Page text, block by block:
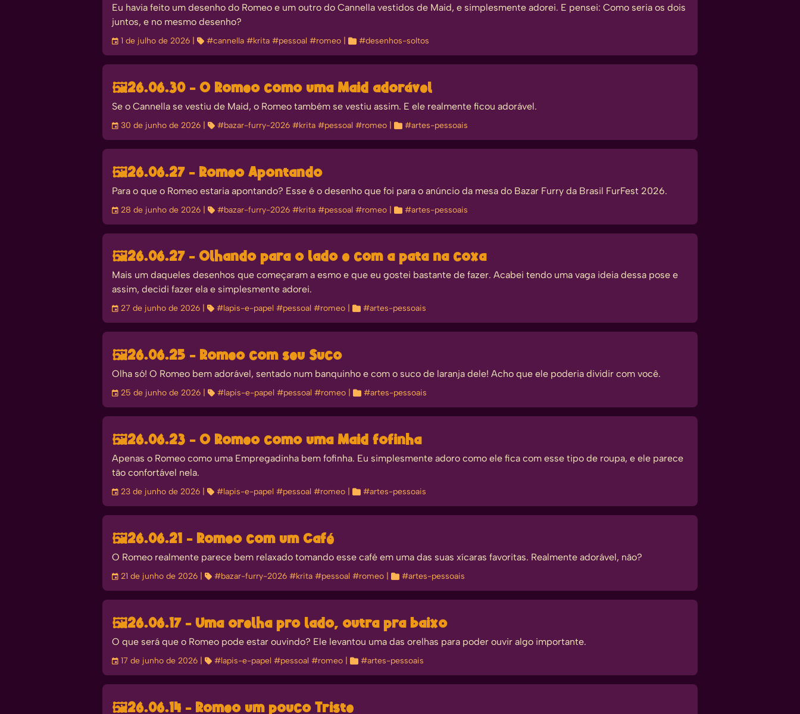
Eu havia feito um desenho do Romeo e um outro do Cannella vestidos de Maid, e simplesmente adorei. E pensei: Como seria os dois
juntos, e no mesmo desenho?
󰃭 1 de julho de 2026 |  #cannella #krita #pessoal #romeo |  #desenhos-soltos
🖼️26.06.30 - O Romeo como uma Maid adorável
Se o Cannella se vestiu de Maid, o Romeo também se vestiu assim. E ele realmente ficou adorável.
󰃭 30 de junho de 2026 |  #bazar-furry-2026 #krita #pessoal #romeo |  #artes-pessoais
🖼️26.06.27 - Romeo Apontando
Para o que o Romeo estaria apontando? Esse é o desenho que foi para o anúncio da mesa do Bazar Furry da Brasil FurFest 2026.
󰃭 28 de junho de 2026 |  #bazar-furry-2026 #krita #pessoal #romeo |  #artes-pessoais
🖼️26.06.27 - Olhando para o lado e com a pata na coxa
Mais um daqueles desenhos que começaram a esmo e que eu gostei bastante de fazer. Acabei tendo uma vaga ideia dessa pose e
assim, decidi fazer ela e simplesmente adorei.
󰃭 27 de junho de 2026 |  #lapis-e-papel #pessoal #romeo |  #artes-pessoais
🖼️26.06.25 - Romeo com seu Suco
Olha só! O Romeo bem adorável, sentado num banquinho e com o suco de laranja dele! Acho que ele poderia dividir com você.
󰃭 25 de junho de 2026 |  #lapis-e-papel #pessoal #romeo |  #artes-pessoais
🖼️26.06.23 - O Romeo como uma Maid fofinha
Apenas o Romeo como uma Empregadinha bem fofinha. Eu simplesmente adoro como ele fica com esse tipo de roupa, e ele parece
tão confortável nela.
󰃭 23 de junho de 2026 |  #lapis-e-papel #pessoal #romeo |  #artes-pessoais
🖼️26.06.21 - Romeo com um Café
O Romeo realmente parece bem relaxado tomando esse café em uma das suas xícaras favoritas. Realmente adorável, não?
󰃭 21 de junho de 2026 |  #bazar-furry-2026 #krita #pessoal #romeo |  #artes-pessoais
🖼️26.06.17 - Uma orelha pro lado, outra pra baixo
O que será que o Romeo pode estar ouvindo? Ele levantou uma das orelhas para poder ouvir algo importante.
󰃭 17 de junho de 2026 |  #lapis-e-papel #pessoal #romeo |  #artes-pessoais
🖼️26.06.14 - Romeo um pouco Triste